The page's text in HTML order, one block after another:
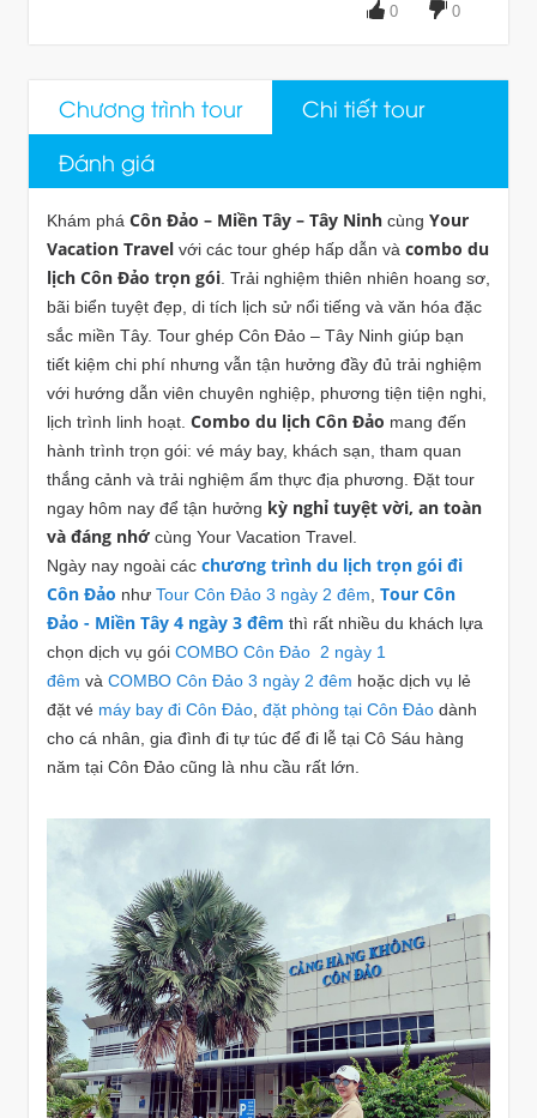
0
0
Chương trình tour
Chi tiết tour
Đánh giá
Khám phá Côn Đảo – Miền Tây – Tây Ninh cùng Your
Vacation Travel với các tour ghép hấp dẫn và combo du
lịch Côn Đảo trọn gói . Trải nghiệm thiên nhiên hoang sơ,
bãi biển tuyệt đẹp, di tích lịch sử nổi tiếng và văn hóa đặc
sắc miền Tây. Tour ghép Côn Đảo – Tây Ninh giúp bạn
tiết kiệm chi phí nhưng vẫn tận hưởng đầy đủ trải nghiệm
với hướng dẫn viên chuyên nghiệp, phương tiện tiện nghi,
lịch trình linh hoạt. Combo du lịch Côn Đảo mang đến
hành trình trọn gói: vé máy bay, khách sạn, tham quan
thắng cảnh và trải nghiệm ẩm thực địa phương. Đặt tour
ngay hôm nay để tận hưởng kỳ nghỉ tuyệt vời, an toàn
và đáng nhớ cùng Your Vacation Travel.
Ngày nay ngoài các chương trình du lịch trọn gói đi
Côn Đảo như Tour Côn Đảo 3 ngày 2 đêm Tour Côn
Đảo - Miền Tây 4 ngày 3 đêm thì rất nhiều du khách lựa
chọn dịch vụ gói COMBO Côn Đảo 2 ngày 1
đêm và COMBO Côn Đảo 3 ngày 2 đêm hoặc dịch vụ lẻ
đặt vé máy bay đi Côn Đảo đặt phòng tại Côn Đảo dành
cho cá nhân, gia đình đi tự túc để đi lễ tại Cô Sáu hàng
năm tại Côn Đảo cũng là nhu cầu rất lớn.